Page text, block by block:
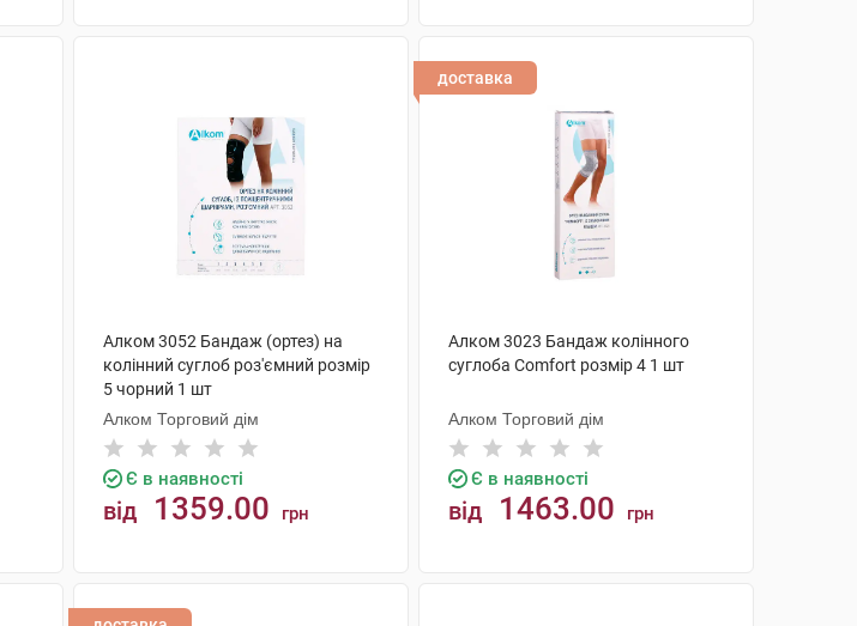
Алком 3052 Бандаж (ортез) на
колінний суглоб роз'ємний розмір
5 чорний 1 шт
Алком Торговий дім
Є в наявності
від 1359.00 грн
доставка
Алком 3023 Бандаж колінного
суглоба Comfort розмір 4 1 шт
Алком Торговий дім
Є в наявності
від 1463.00 грн